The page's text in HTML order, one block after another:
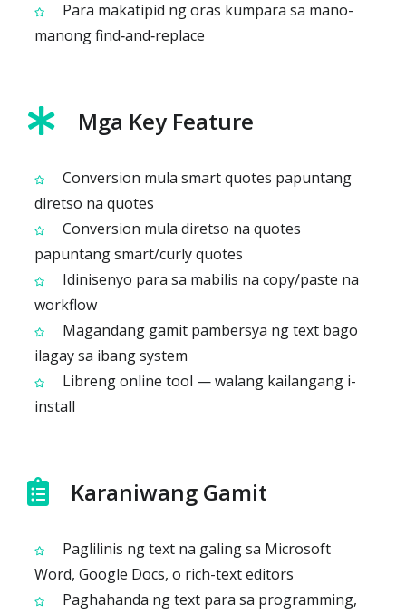
Para makatipid ng oras kumpara sa mano-
manong find‑and‑replace
Mga Key Feature
Conversion mula smart quotes papuntang
diretso na quotes
Conversion mula diretso na quotes
papuntang smart/curly quotes
Idinisenyo para sa mabilis na copy/paste na
workflow
Magandang gamit pambersya ng text bago
ilagay sa ibang system
Libreng online tool — walang kailangang i-
install
Karaniwang Gamit
Paglilinis ng text na galing sa Microsoft
Word, Google Docs, o rich-text editors
Paghahanda ng text para sa programming,